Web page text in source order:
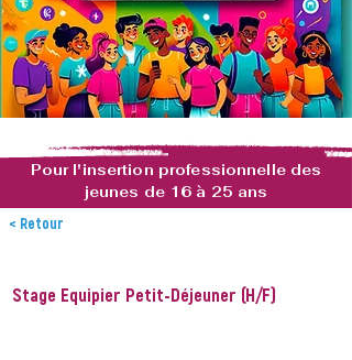
Pour l'insertion professionnelle des
jeunes de 16 à 25 ans
< Retour
Stage Equipier Petit-Déjeuner (H/F)